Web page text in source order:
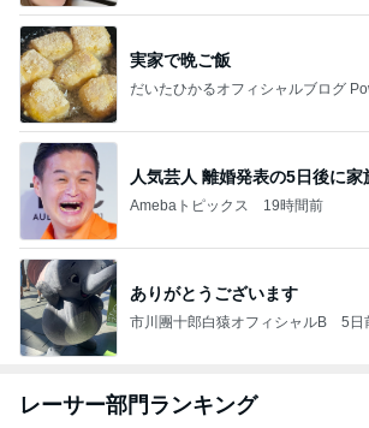
実家で晩ご飯
だいたひかるオフィシャルブログ
人気芸人 離婚発表の5日後に
Amebaトピックス 19時間前
ありがとうございます
市川團十郎白猿オフィシャルB 5日
レーサー部門ランキング